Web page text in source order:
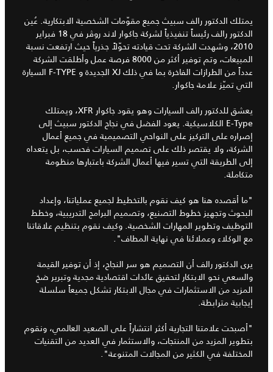
يمتلك الدكتور رالف سبيث جميع مقوّمات الشخصية الابتكارية. عُين
الدكتور رالف رئيساً تنفيذياً لشركة جاكوار لاند روڤر في 18 فبراير
2010، وشهدت الشركة تحت قيادته تحوّلاً جذرياً حيث ارتفعت نسبة
المبيعات، وتم توفير أكثر من 8000 فرصة عمل وأطلقت الشركة
عدداً من الطرازات الفاخرة بما في ذلك XJ الجديدة و F‑TYPE السيارة
التي تميّز علامة جاكوار.
يعشق للدكتور رالف السيارات وهو يقود جاكوار XFR، ويمتلك
E‑Type الكلاسيكية. يعود الفضل في نجاح الدكتور سبيث إلى
إصراره على التركيز على النواحي التصميمية في جميع أعمال
الشركة، ولا يقتصر ذلك على تصميم السيارات فحسب، بل يتعداه
إلى الطريقة التي تسير فيها أعمال الشركة باعتبارها منظومة
متكاملة.
"ما أقصده هنا هو كيف نقوم بالتخطيط لجميع عملياتنا، وإعداد
البحوث وتجهيز خطوط التصنيع، وتصميم البرامج التدريبية، وخطط
التوظيف وتطوير المهارات الشخصية. وكيف نقوم بتنظيم علاقاتنا
مع الوكلاء وعملائنا في نهاية المطاف".
يرى الدكتور رالف أن التصميم هو سر النجاح، إذ أن توفير القيمة
والسعي نحو الابتكار لتحقيق عائدات اقتصادية مجدية وتبرير ضخ
المزيد من الاستثمارات في مجال الابتكار تشكل جميعاً سلسلة
إيجابية مترابطة.
"أصبحت علامتنا التجارية أكثر انتشاراً على الصعيد العالمي، ونقوم
بتطوير المزيد من المنتجات، والاستثمار في العديد من التقنيات
المختلفة في الكثير من المجالات المتنوعة".